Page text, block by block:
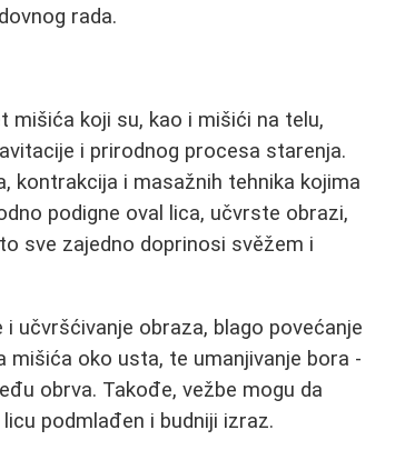
rada.
mišića koji su, kao i mišići na telu,
i prirodnog procesa starenja.
kontrakcija i masažnih tehnika kojima
podigne oval lica, učvrste obrazi,
sve zajedno doprinosi svěžem i
učvršćivanje obraza, blago povećanje
oko usta, te umanjivanje bora -
obrva. Takođe, vežbe mogu da
podmlađen i budniji izraz.